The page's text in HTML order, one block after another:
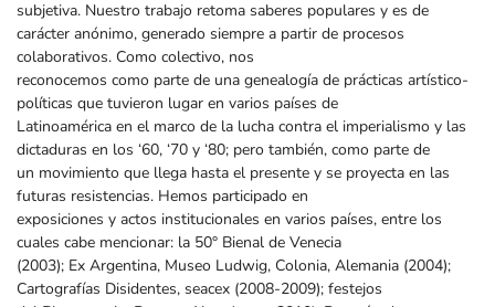
subjetiva. Nuestro trabajo retoma saberes populares y es de
carácter anónimo, generado siempre a partir de procesos
colaborativos. Como colectivo, nos
reconocemos como parte de una genealogía de prácticas artístico-
políticas que tuvieron lugar en varios países de
Latinoamérica en el marco de la lucha contra el imperialismo y las
dictaduras en los ‘60, ‘70 y ‘80; pero también, como parte de
un movimiento que llega hasta el presente y se proyecta en las
futuras resistencias. Hemos participado en
exposiciones y actos institucionales en varios países, entre los
cuales cabe mencionar: la 50° Bienal de Venecia
(2003); Ex Argentina, Museo Ludwig, Colonia, Alemania (2004);
Cartografías Disidentes, seacex (2008-2009); festejos